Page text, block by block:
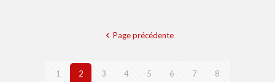
Page précédente
1 2 3 4 5 6 7 8